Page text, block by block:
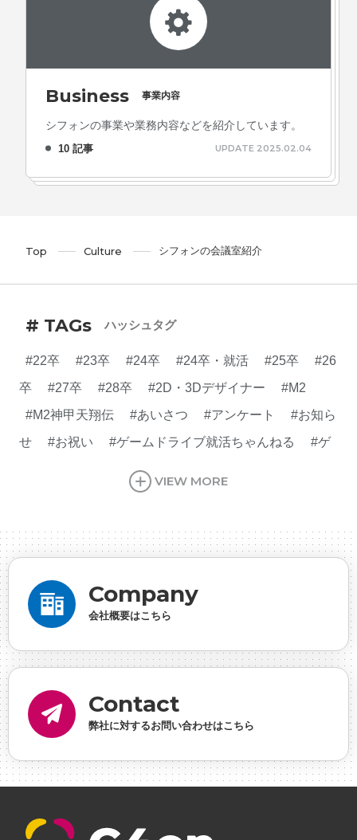
Business 事業内容
シフォンの事業や業務内容などを紹介しています。
10 記事 UPDATE 2025.02.04
Top Culture シフォンの会議室紹介
# TAGs ハッシュタグ
#22卒 #23卒 #24卒 #24卒・就活 #25卒
#26
卒
#27卒 #28卒 #2D・3Dデザイナー
#M2
#M2神甲天翔伝
#あいさつ #アンケート
#お知ら
せ
#お祝い #ゲームドライブ就活ちゃんねる
#ゲ
#ゲーム開発
#シフォンめし
デザイナー
#プランナー #プログラマー
#プログ
ラム愛
事業実績
#事業紹介 #仕事紹介
#休業日
らん
#健康企業宣言 #健康優良法人 #入社式
#
理・ゲームPM
#勉強会
に理解した
#採用
#採用向け #新卒 #新卒採用
#歓迎会
ュー
#福利厚生
VIEW MORE
Company
会社概要はこちら
Contact
弊社に対するお問い合わせはこちら